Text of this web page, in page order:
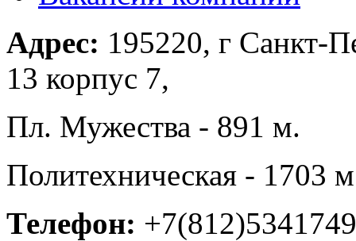
Адрес: 195220, г Санкт-
13 корпус 7,
Пл. Мужества - 891 м.
Политехническая - 1703
Телефон: +7(812)5341749